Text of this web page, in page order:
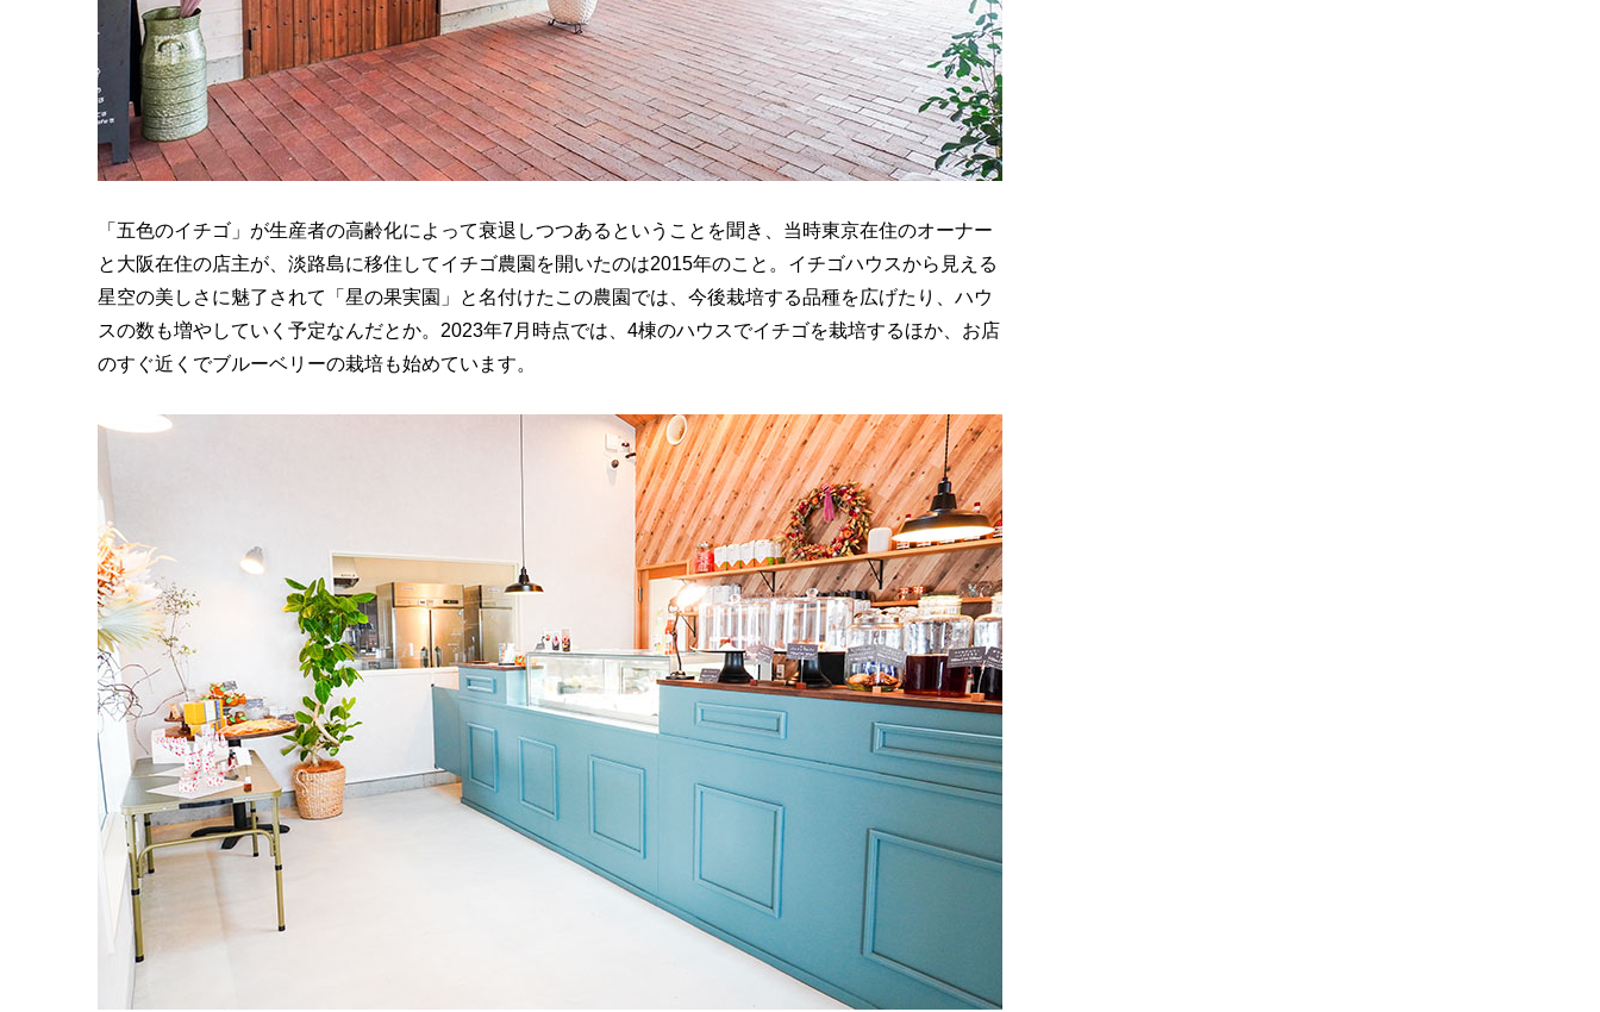
「五色のイチゴ」が生産者の高齢化によって衰退しつつあるということを聞き、当時東京在住のオーナー
と大阪在住の店主が、淡路島に移住してイチゴ農園を開いたのは2015年のこと。イチゴハウスから見える
星空の美しさに魅了されて「星の果実園」と名付けたこの農園では、今後栽培する品種を広げたり、ハウ
スの数も増やしていく予定なんだとか。2023年7月時点では、4棟のハウスでイチゴを栽培するほか、お店
のすぐ近くでブルーベリーの栽培も始めています。